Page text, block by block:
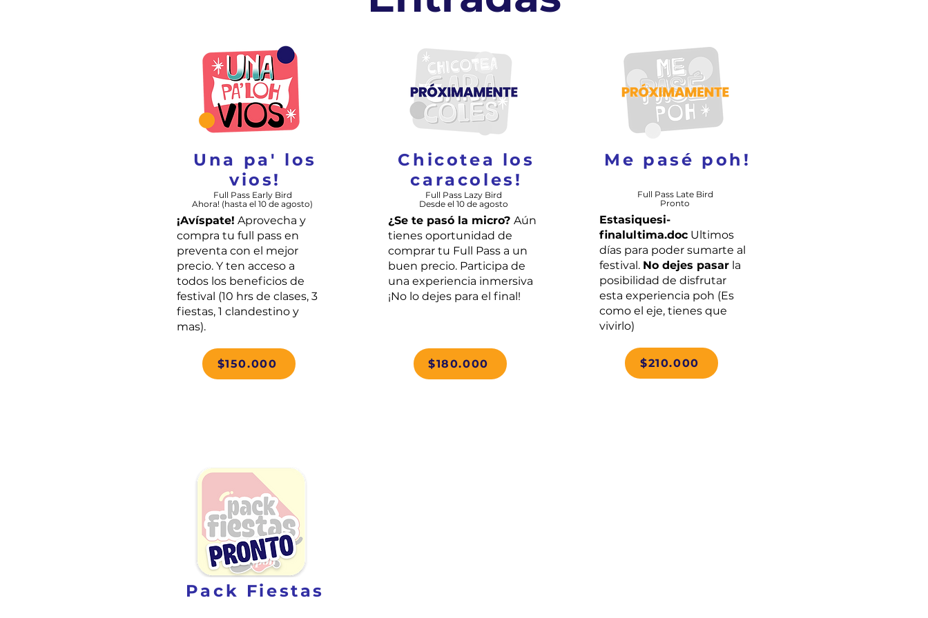
Una pa' los
vios!
Full Pass Early Bird
Ahora! (hasta el 10 de agosto)
¡Avíspate! Aprovecha y
compra tu full pass en
preventa con el mejor
precio. Y ten acceso a
todos los beneficios de
festival (10 hrs de clases, 3
fiestas, 1 clandestino y
mas).
$150.000
Pack Fiestas
Chicotea los
caracoles!
Full Pass Lazy Bird
Desde el 10 de agosto
¿Se te pasó la micro? Aún
tienes oportunidad de
comprar tu Full Pass a un
buen precio. Participa de
una experiencia inmersiva
¡No lo dejes para el final!
$180.000
Me pasé poh!
Full Pass Late Bird
Pronto
Estasiquesi-
finalultima.docUltimos
días para poder sumarte al
festival. No dejes pasarla
posibilidad de disfrutar
esta experiencia poh (Es
como el eje, tienes que
vivirlo)
$210.000